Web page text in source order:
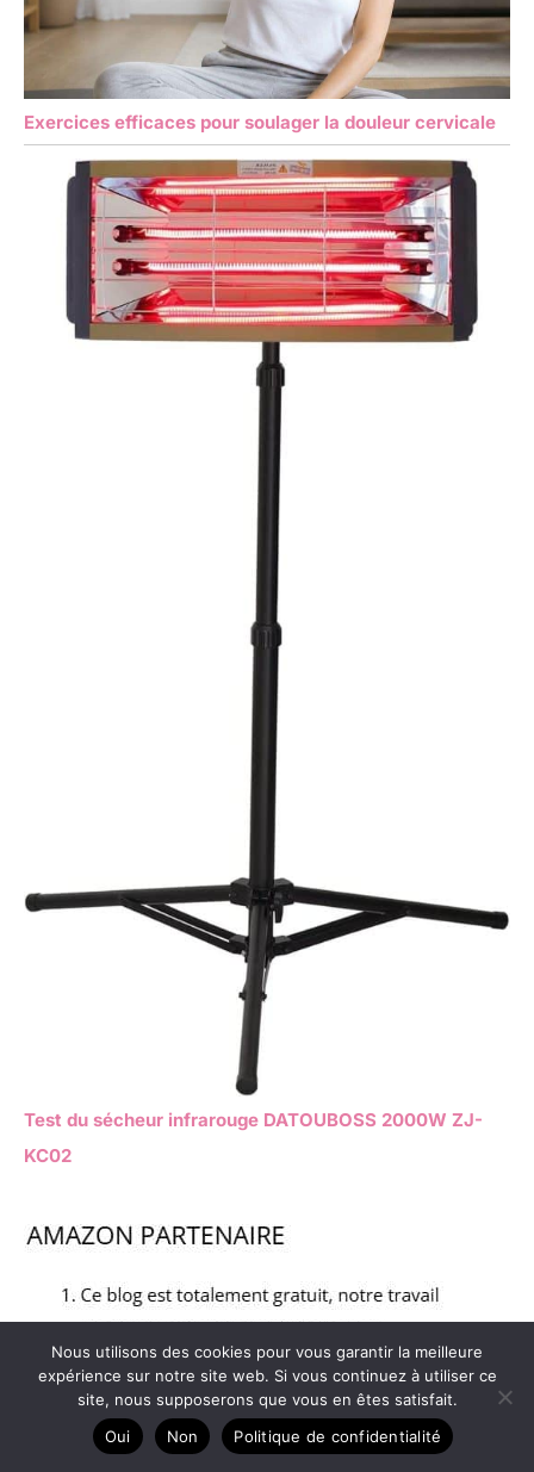
Exercices efficaces pour soulager la douleur cervicale
Test du sécheur infrarouge DATOUBOSS 2000W ZJ-
KC02
Nous utilisons des cookies pour vous garantir la meilleure
expérience sur notre site web. Si vous continuez à utiliser ce
site, nous supposerons que vous en êtes satisfait.
Oui
Non Politique de confidentialité